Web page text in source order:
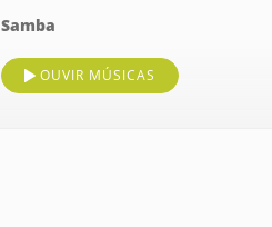
Samba
OUVIR MÚSICAS